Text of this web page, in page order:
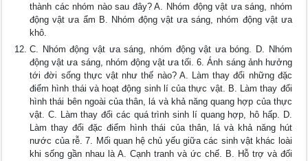
thành các nhóm nào sau đây? A. Nhóm động vật ưa sáng, nhóm
động vật ưa ẩm B. Nhóm động vật ưa sáng, nhóm động vật ưa
khô.
C. Nhóm động vật ưa sáng, nhóm động vật ưa bóng. D. Nhóm
động vật ưa sáng, nhóm động vật ưa tối. 6. Ánh sáng ảnh hưởng
tới đời sống thực vật như thế nào? A. Làm thay đổi những đặc
điểm hình thái và hoạt động sinh lí của thực vật. B. Làm thay đổi
hình thái bên ngoài của thân, lá và khả năng quang hợp của thực
vật. C. Làm thay đổi các quá trình sinh lí quang hợp, hô hấp. D.
Làm thay đổi đặc điểm hình thái của thân, lá và khả năng hút
nước của rễ. 7. Mối quan hệ chủ yếu giữa các sinh vật khác loài
khi sống gần nhau là A. Cạnh tranh và ức chế. B. Hỗ trợ và đối